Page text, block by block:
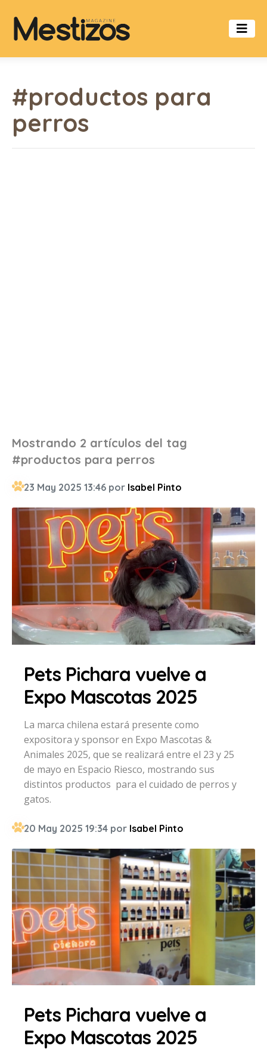
#productos para
perros
Mostrando 2 artículos del tag
#productos para perros
23 May 2025 13:46 por Isabel Pinto
Pets Pichara vuelve a
Expo Mascotas 2025
La marca chilena estará presente como
expositora y sponsor en Expo Mascotas &
Animales 2025, que se realizará entre el 23 y 25
de mayo en Espacio Riesco, mostrando sus
distintos productos para el cuidado de perros y
gatos.
20 May 2025 19:34 por Isabel Pinto
Pets Pichara vuelve a
Expo Mascotas 2025